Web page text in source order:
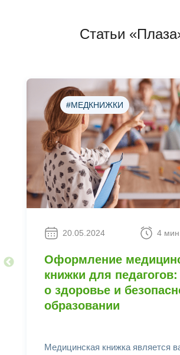
Статьи
20.05.2024 4 мин.
#МЕДКНИЖКИ
Оформление
книжки для педагогов:
о здоровье и
образовании
Медицинская книжка является